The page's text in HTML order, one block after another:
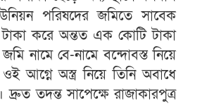
পরিষদের জমিতে সাবেক
করে অন্তত এক কোটি টাকা
নামে বে-নামে বন্দোবস্ত নিয়ে
আগ্নে অস্ত্র নিয়ে তিনি অবাধে
তদন্ত সাপেক্ষে রাজাকারপুত্র